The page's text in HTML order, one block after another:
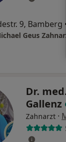
9, Bamberg •
Geus
Dr.
Gallenz
Zahnarzt ·